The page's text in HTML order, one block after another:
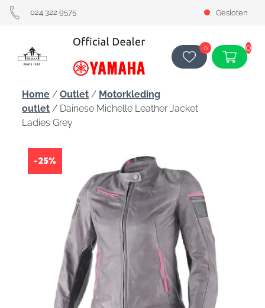
024 322 9575 Gesloten
0 0
Home /Outlet / Motorkleding
outlet / Dainese Michelle Leather Jacket
Ladies Grey
-25%